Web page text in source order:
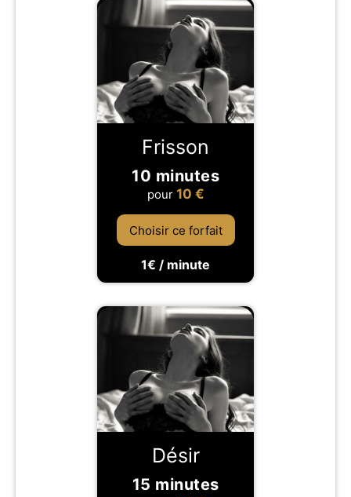
Frisson
10 minutes
pour 10 €
Choisir ce forfait
1€ / minute
Désir
15 minutes